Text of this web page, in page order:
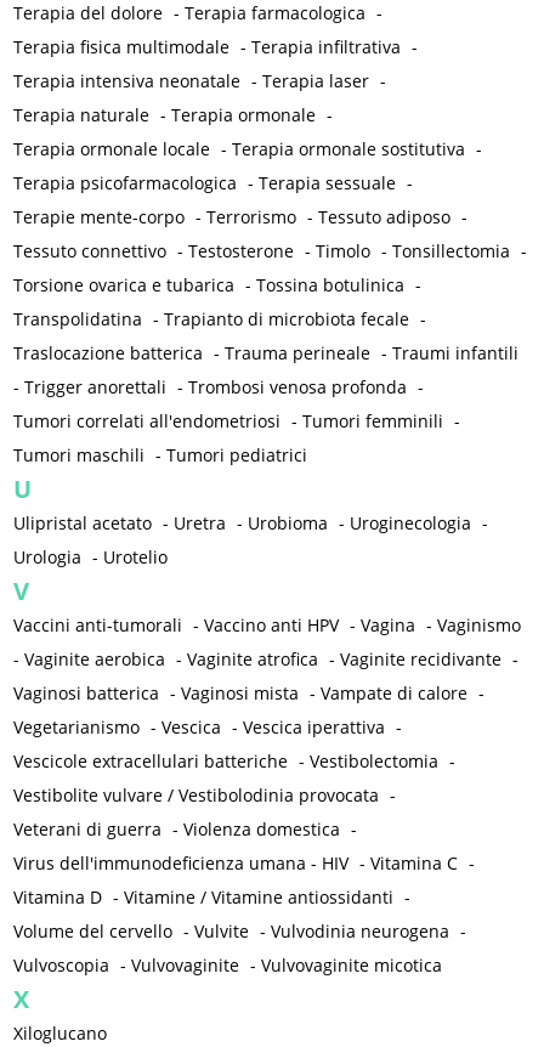
Terapia del dolore -Terapia farmacologica -
Terapia fisica multimodale -Terapia infiltrativa -
Terapia intensiva neonatale -Terapia laser -
Terapia naturale -Terapia ormonale -
Terapia ormonale locale -Terapia ormonale sostitutiva -
Terapia psicofarmacologica -Terapia sessuale -
Terapie mente-corpo -Terrorismo -Tessuto adiposo -
Tessuto connettivo -Testosterone -Timolo -Tonsillectomia -
Torsione ovarica e tubarica -Tossina botulinica -
Transpolidatina -Trapianto di microbiota fecale -
Traslocazione batterica -Trauma perineale -Traumi infantili
-Trigger anorettali -Trombosi venosa profonda -
Tumori correlati all'endometriosi -Tumori femminili -
Tumori maschili -Tumori pediatrici
U
Ulipristal acetato - Uretra - Urobioma - Uroginecologia -
Urologia - Urotelio
V
Vaccini anti-tumorali -Vaccino anti HPV -Vagina -Vaginismo
-Vaginite aerobica -Vaginite atrofica -Vaginite recidivante -
Vaginosi batterica -Vaginosi mista -Vampate di calore -
Vegetarianismo -Vescica -Vescica iperattiva -
Vescicole extracellulari batteriche -Vestibolectomia -
Vestibolite vulvare / Vestibolodinia provocata -
Veterani di guerra -Violenza domestica -
Virus dell'immunodeficienza umana - HIV -Vitamina C -
Vitamina D -Vitamine / Vitamine antiossidanti -
Volume del cervello -Vulvite -Vulvodinia neurogena -
Vulvoscopia -Vulvovaginite -Vulvovaginite micotica
X
Xiloglucano